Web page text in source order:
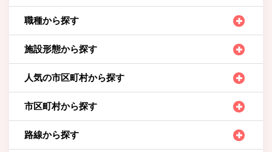
職種から探す
施設形態から探す
人気の市区町村から探す
市区町村から探す
路線から探す